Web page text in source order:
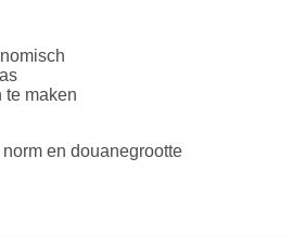
te maken
en douanegrootte